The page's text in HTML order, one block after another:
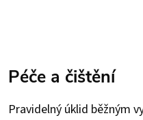
Péče a čištění
Pravidelný úklid běžným